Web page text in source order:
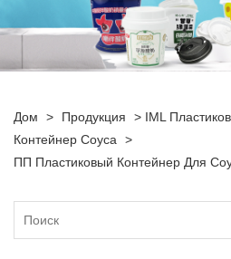
Дом > Продукция > IML
Контейнер Соуса >
ПП Пластиковый Контейнер Для